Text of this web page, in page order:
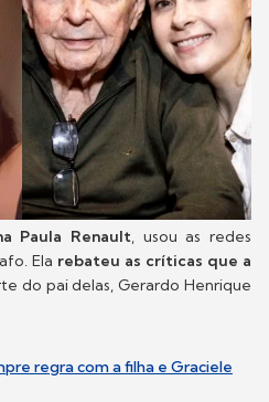
Paula Renault, usou as redes
Ela rebateu as críticas que a
do pai delas, Gerardo Henrique
regra com a filha e Graciele